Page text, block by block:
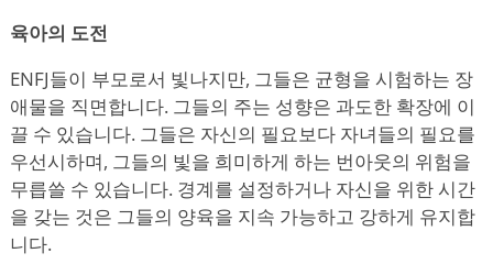
육아의 도전
ENFJ들이 부모로서 빛나지만, 그들은 균형을 시험하는 장
애물을 직면합니다. 그들의 주는 성향은 과도한 확장에 이
끌 수 있습니다. 그들은 자신의 필요보다 자녀들의 필요를
우선시하며, 그들의 빛을 희미하게 하는 번아웃의 위험을
무릅쓸 수 있습니다. 경계를 설정하거나 자신을 위한 시간
을 갖는 것은 그들의 양육을 지속 가능하고 강하게 유지합
니다.